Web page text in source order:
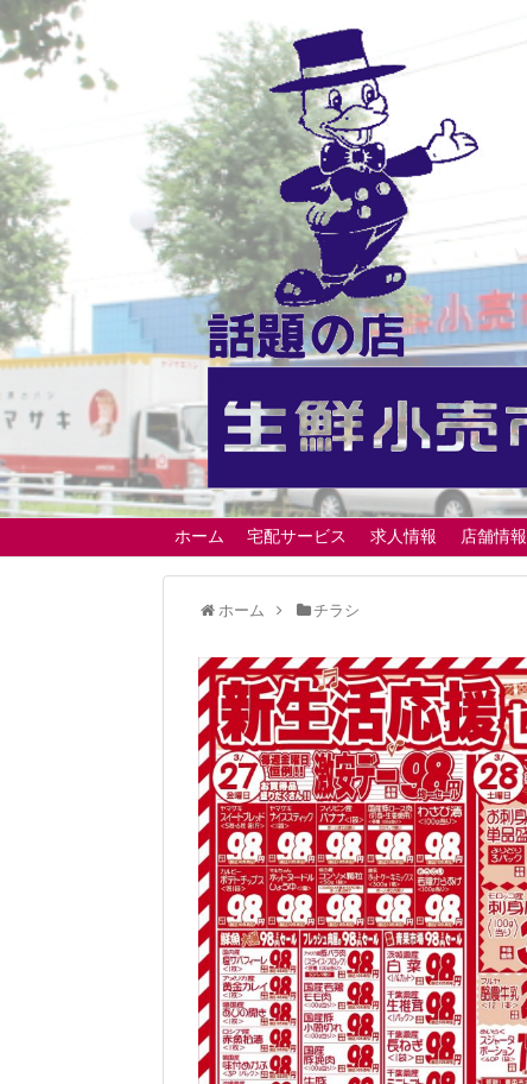
ホーム 宅配サービス 求人情報 店舗情報
ホーム チラシ